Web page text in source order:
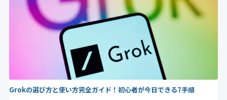
Grokの選び方と使い方完全ガイド！初心者が今日できる7手順